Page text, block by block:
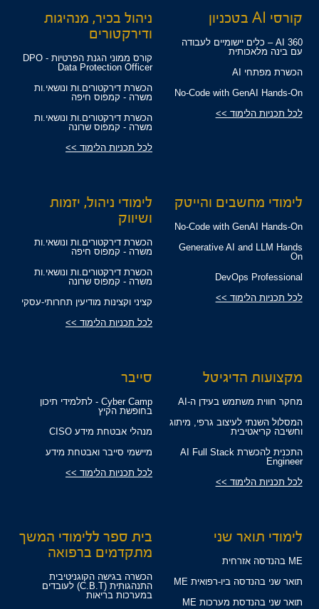
קורסי AI בטכניון
360 AI – כלים יישומיים לעבודה
עם בינה מלאכותית
הכשרת מפתחי AI
No-Code with GenAI Hands-On
לכל תכניות הלימוד >>
ניהול בכיר, מנהיגות
ודירקטורים
קורס ממוני הגנת הפרטיות - DPO
Data Protection Officer
הכשרת דירקטורים.ות ונושאי.ות
משרה - קמפוס חיפה
הכשרת דירקטורים.ות ונושאי.ות
משרה - קמפוס שרונה
לכל תכניות הלימוד >>
לימודי מחשבים והייטק
No-Code with GenAI Hands-On
Generative AI and LLM Hands
On
DevOps Professional
לכל תכניות הלימוד >>
לימודי ניהול, יזמות
ושיווק
הכשרת דירקטורים.ות ונושאי.ות
משרה - קמפוס חיפה
הכשרת דירקטורים.ות ונושאי.ות
משרה - קמפוס שרונה
קציני וקצינות מודיעין תחרותי-עסקי
לכל תכניות הלימוד >>
מקצועות הדיגיטל
מחקר חווית משתמש בעידן ה-AI
המסלול השנתי לעיצוב גרפי, מיתוג
וחשיבה קריאטיבית
התכנית להכשרת AI Full Stack
Engineer
לכל תכניות הלימוד >>
סייבר
Cyber Camp - לתלמידי תיכון
בחופשת הקיץ
מנהלי אבטחת מידע CISO
מיישמי סייבר ואבטחת מידע
לכל תכניות הלימוד >>
לימודי תואר שני
ME בהנדסה אזרחית
תואר שני בהנדסה ביו-רפואית ME
תואר שני בהנדסת מערכות ME
בית ספר ללימודי המשך
מתקדמים ברפואה
הכשרה בגישה הקוגניטיבית
התנהגותית (C.B.T) לעובדים
במערכות בריאות